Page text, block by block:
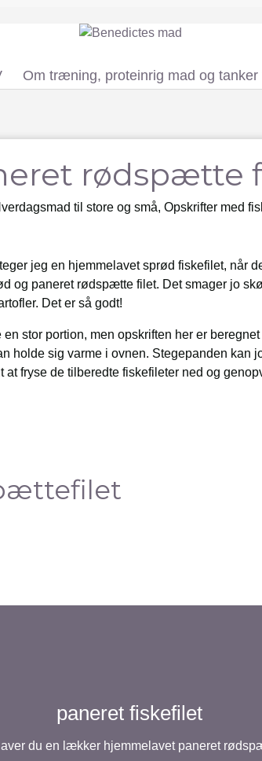
Om træning, proteinrig mad og tanker
rødspætte
til store og små, Opskrifter med
jeg en hjemmelavet sprød fiskefilet, når
og paneret rødspætte filet. Det smager jo
Det er så godt!
stor portion, men opskriften her er
holde sig varme i ovnen. Stegepanden kan
at fryse de tilberedte fiskefileter ned og
paneret fiskefilet
du en lækker hjemmelavet paneret